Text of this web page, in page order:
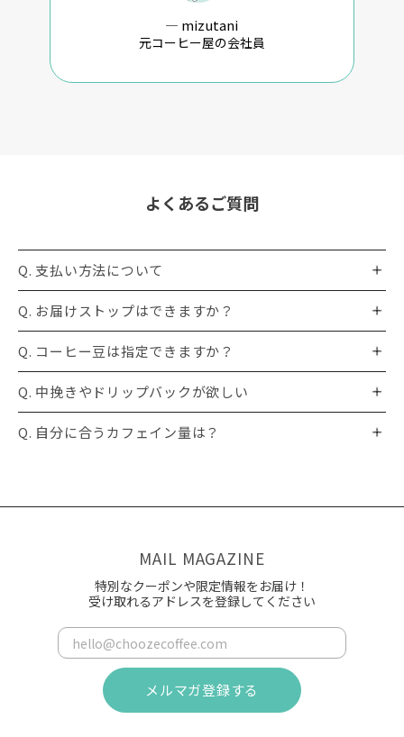
— mizutani
元コーヒー屋の会社員
よくあるご質問
Q. 支払い方法について
Q. お届けストップはできますか？
Q. コーヒー豆は指定できますか？
Q. 中挽きやドリップバックが欲しい
Q. 自分に合うカフェイン量は？
MAIL MAGAZINE
特別なクーポンや限定情報をお届け！
受け取れるアドレスを登録してください